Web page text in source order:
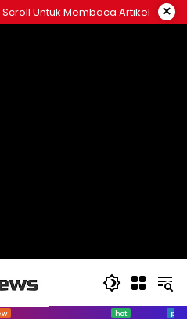
Scroll Untuk Membaca Artikel ×